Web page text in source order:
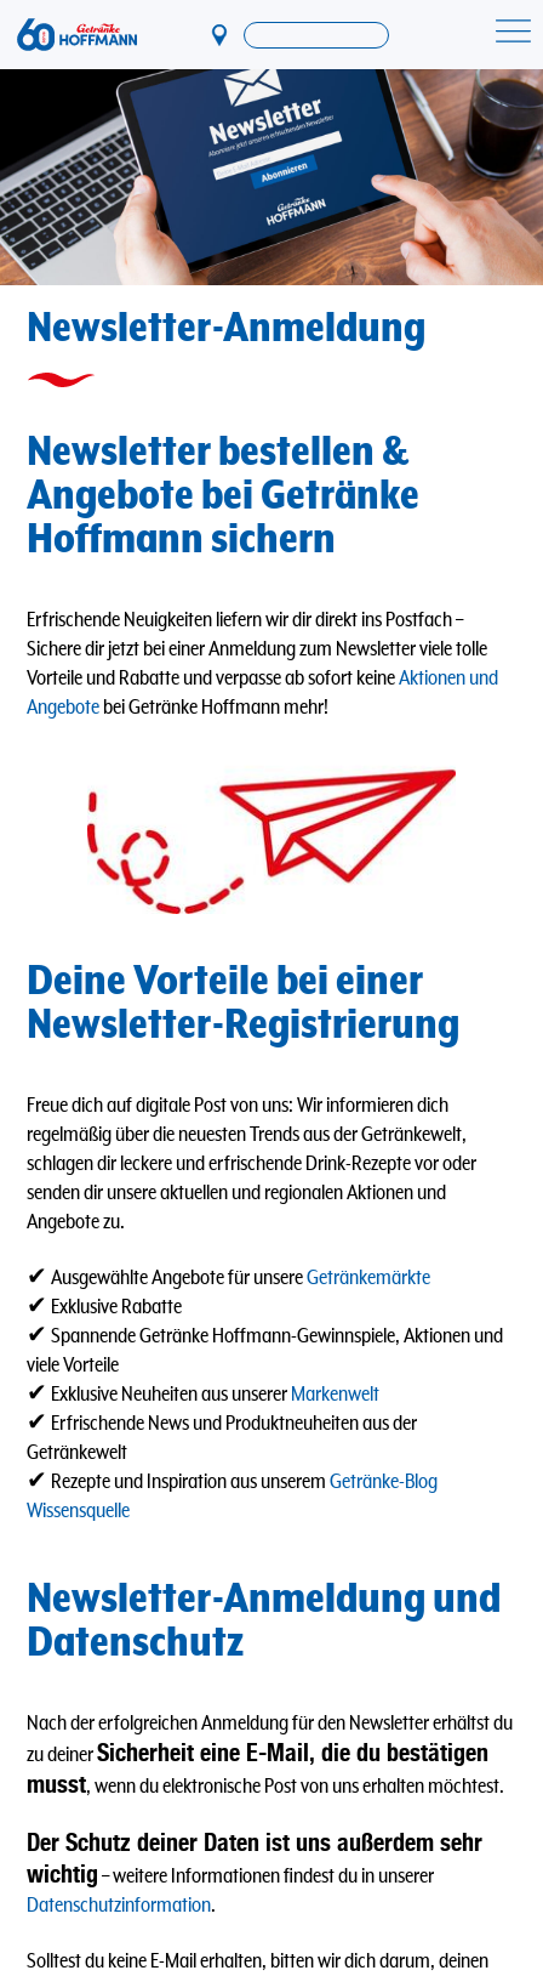
Direkt
zum
Inhalt
Startseite Getränke Hoffmann
Newsletter-Anmeldung
Newsletter bestellen &
Angebote bei Getränke
Hoffmann sichern
Erfrischende Neuigkeiten liefern wir dir direkt ins Postfach–
Sichere dir jetzt bei einer Anmeldung zum Newsletter viele tolle
Vorteile und Rabatte und verpasse ab sofort keineAktionen und
Angebote bei Getränke Hoffmann mehr!
Deine Vorteile bei einer
Newsletter-Registrierung
Freue dich auf digitale Post von uns: Wir informieren dich
regelmäßig über die neuesten Trends aus der Getränkewelt,
schlagen dir leckere und erfrischende Drink-Rezepte vor oder
senden dir unsere aktuellen und regionalen Aktionen und
Angebote zu.
✔ Ausgewählte Angebote für unsereGetränkemärkte
✔ Exklusive Rabatte
✔ Spannende Getränke Hoffmann-Gewinnspiele, Aktionen und
viele Vorteile
✔ Exklusive Neuheiten aus unserer Markenwelt
✔ Erfrischende News und Produktneuheiten aus der
Getränkewelt
✔ Rezepte und Inspiration aus unserem Getränke-Blog
Wissensquelle
Newsletter-Anmeldung und
Datenschutz
Nach der erfolgreichen Anmeldung für den Newsletter erhältst du
zu deinerSicherheit eine E-Mail, die du bestätigen
musst, wenn du elektronische Post von uns erhalten möchtest.
Der Schutz deiner Daten ist uns außerdem sehr
wichtig – weitere Informationen findest du in unserer
Datenschutzinformation.
Solltest du keine E-Mail erhalten, bitten wir dich darum, deinen